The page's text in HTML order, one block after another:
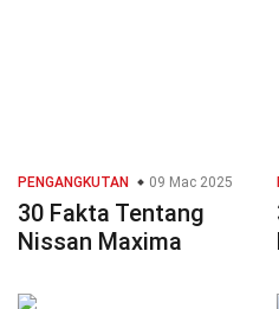
PENGANGKUTAN 09 Mac 2025
30 Fakta Tentang
Nissan Maxima